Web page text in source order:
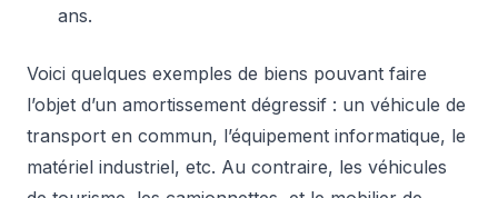
ans.
Voici quelques exemples de biens pouvant faire
l’objet d’un amortissement dégressif : un véhicule de
transport en commun, l’équipement informatique, le
matériel industriel, etc. Au contraire, les véhicules